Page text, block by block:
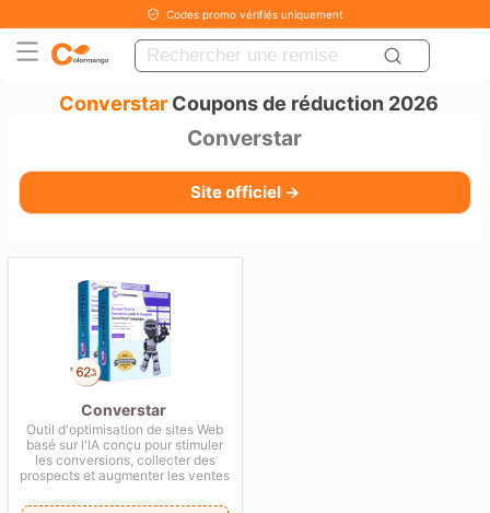
Codes promo vérifiés uniquement
ConverstarCoupons de réduction 2026
Converstar
Site officiel →
Converstar
Outil d'optimisation de sites Web
basé sur l'IA conçu pour stimuler
les conversions, collecter des
prospects et augmenter les ventes